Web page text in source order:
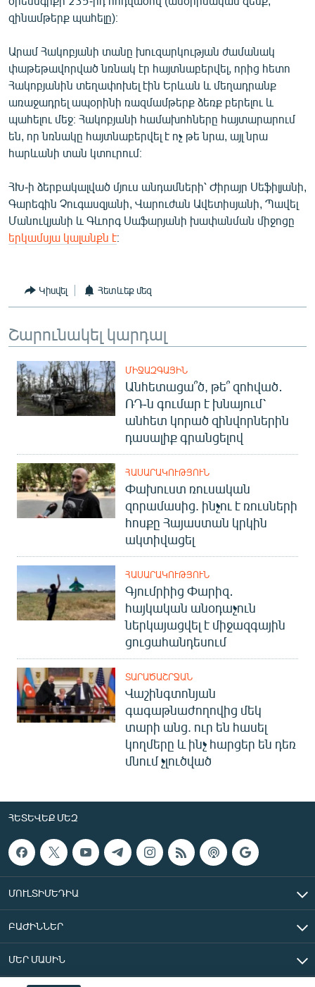
Հայերեն
English
Русский
ՀԵՏԵՎԵՔ ՄԵԶ
«Ազատության» բոլոր կայքերը
զինամթերք պահելը)։
Արամ Հակոբյանի տանը խուզարկության ժամանակ
փաթեթավորված նռնակ էր հայտնաբերվել, որից հետո
Հակոբյանին տեղափոխել էին Երևան և մեղադրանք
առաջադրել ապօրինի ռազմամթերք ձեռք բերելու և
պահելու մեջ։ Հակոբյանի համախոհները հայտարարում
են, որ նռնակը հայտնաբերվել է ոչ թե նրա, այլ նրա
հարևանի տան կտուրում։
ՀԽ-ի ձերբակալված մյուս անդամների՝ Ժիրայր Սեֆիլյանի,
Գարեգին Չուգասզյանի, Վարուժան Ավետիսյանի, Պավել
Մանուկյանի և Գևորգ Սաֆարյանի խափանման միջոցը
երկամսյա կալանքն է։
Կիսվել Հետևեք մեզ
Շարունակել կարդալ
ՄԻՋԱԶԳԱՅԻՆ
Անհետացա՞ծ, թե՞ զոհված․
ՌԴ-ն գումար է խնայում՝
անհետ կորած զինվորներին
դասալիք գրանցելով
ՀԱՍԱՐԱԿՈՒԹՅՈՒՆ
Փախուստ ռուսական
զորամասից. ինչու է ռուսների
հոսքը Հայաստան կրկին
ակտիվացել
ՀԱՍԱՐԱԿՈՒԹՅՈՒՆ
Գյումրիից Փարիզ․
հայկական անօդաչուն
ներկայացվել է միջազգային
ցուցահանդեսում
ՏԱՐԱԾԱՇՐՋԱՆ
Վաշինգտոնյան
գագաթնաժողովից մեկ
տարի անց. ուր են հասել
կողմերը և ինչ հարցեր են դեռ
մնում չլուծված
ՀԵՏԵՎԵՔ ՄԵԶ
ՄՈՒԼՏԻՄԵԴԻԱ
ԲԱԺԻՆՆԵՐ
ՄԵՐ ՄԱՍԻՆ